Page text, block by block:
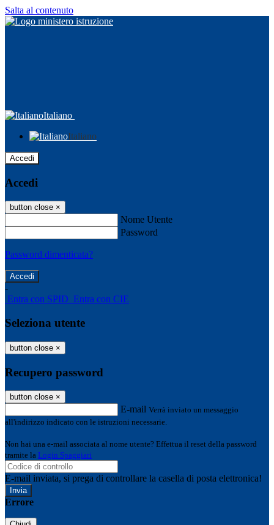
Salta al contenuto
Italiano
Italiano
Accedi
Accedi
button close ×
Nome Utente
Password
Password dimenticata?
-
Entra con SPID Entra con CIE
Seleziona utente
button close ×
Recupero password
button close ×
E-mail Verrà inviato un messaggio
all'indirizzo indicato con le istruzioni necessarie.
Non hai una e-mail associata al nome utente? Effettua il reset della password
tramite la Login Spaggiari
E-mail inviata, si prega di controllare la casella di posta elettronica!
Errore